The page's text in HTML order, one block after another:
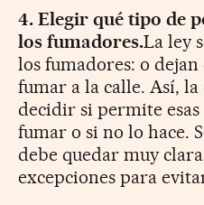
4. Elegir qué tipo de
los fumadores.La ley
los fumadores: o
fumar a la calle. Así,
decidir si permite esas
fumar o si no lo hace.
debe quedar muy
excepciones para